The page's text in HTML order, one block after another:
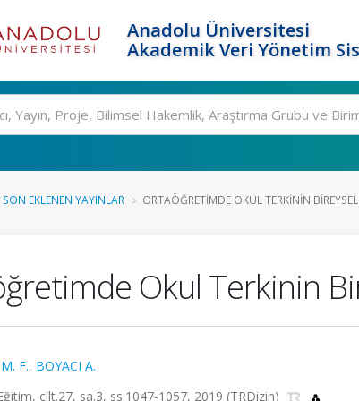
Anadolu Üniversitesi
Akademik Veri Yönetim
SON EKLENEN YAYINLAR ORTAÖĞRETIMDE OKUL TERKININ BIREYSEL
Okul Terkinin
F., BOYACI A.
cilt.27, sa.3, ss.1047-1057, 2019 (TRDizin)